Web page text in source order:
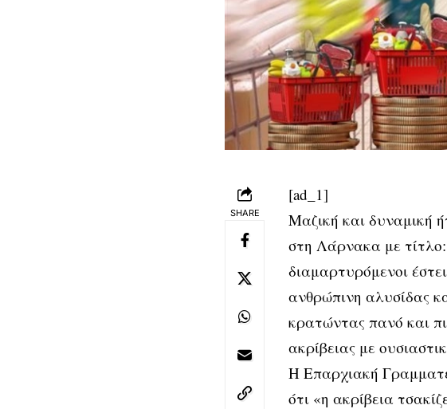
SHARE
[ad_1]
Μαζική και δυναμική
στη Λάρνακα με
διαμαρτυρόμενοι
ανθρώπινη αλυσίδας
κρατώντας πανό και
ακρίβειας με
Η Επαρχιακή
ότι «η ακρίβεια